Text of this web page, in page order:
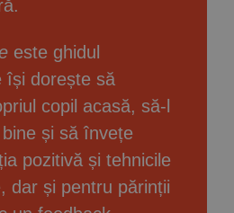
este ghidul
își dorește să
copil acasă, să-l
și să învețe
pozitivă și tehnicile
dar și pentru părinții